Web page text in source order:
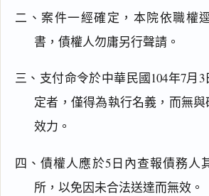
二、案件一經確定，本院依職權
書，債權人勿庸另行聲請。
三、支付命令於中華民國104年7月
定者，僅得為執行名義，而無
效力。
四、債權人應於5日內查報債務人
所，以免因未合法送達而無效。